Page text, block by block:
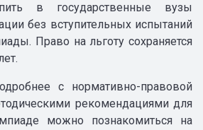
в государственные вузы
без вступительных испытаний
Право на льготу сохраняется
нормативно-правовой
рекомендациями для
можно познакомиться на